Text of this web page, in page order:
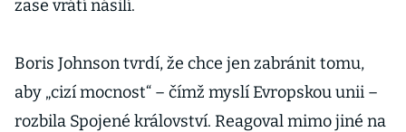
zase vrátí násilí.
Boris Johnson tvrdí, že chce jen zabránit tomu,
aby „cizí mocnost“ – čímž myslí Evropskou unii –
rozbila Spojené království. Reagoval mimo jiné na